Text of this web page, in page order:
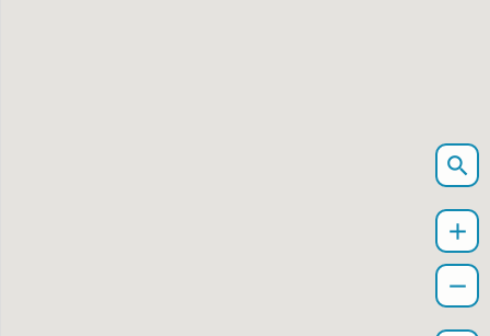
search
add
remove